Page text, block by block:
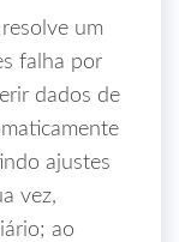
um
falha por
dados de
ajustes
vez,
ao